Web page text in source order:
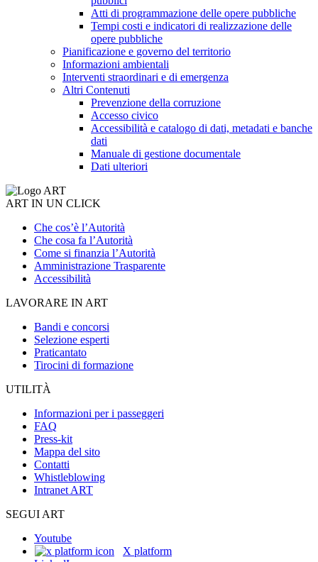
Atti di programmazione delle opere pubbliche
Tempi costi e indicatori di realizzazione delle
opere pubbliche
Pianificazione e governo del territorio
Informazioni ambientali
Interventi straordinari e di emergenza
Altri Contenuti
Prevenzione della corruzione
Accesso civico
Accessibilità e catalogo di dati, metadati e banche
dati
Manuale di gestione documentale
Dati ulteriori
ART IN UN CLICK
Che cos’è l’Autorità
Che cosa fa l’Autorità
Come si finanzia l’Autorità
Amministrazione Trasparente
Accessibilità
LAVORARE IN ART
Bandi e concorsi
Selezione esperti
Praticantato
Tirocini di formazione
UTILITÀ
Informazioni per i passeggeri
FAQ
Press-kit
Mappa del sito
Contatti
Whistleblowing
Intranet ART
SEGUI ART
Youtube
X platform